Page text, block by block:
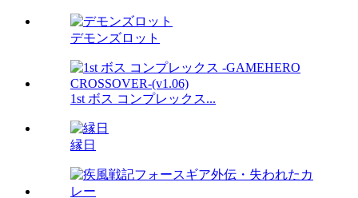
デモンズロット
1st ボス コンプレックス...
縁日